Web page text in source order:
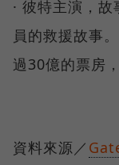
· 彼特主演，
員的救援故事
過30億的票房
資料來源／